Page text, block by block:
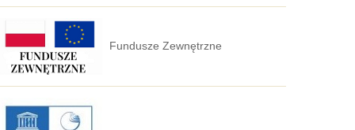
Fundusze Zewnętrzne